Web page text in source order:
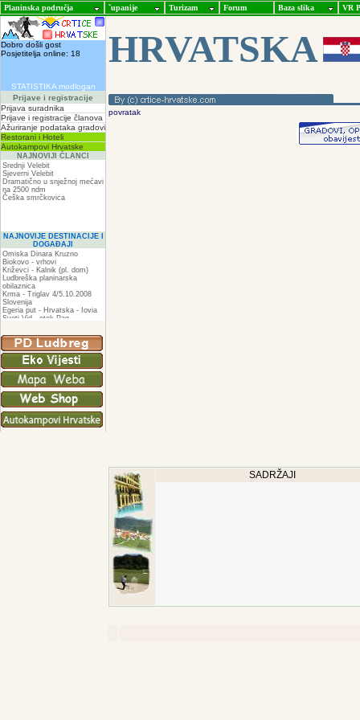
Planinska područja ˇupanije Turizam Forum Baza slika VR
Dobro došli gost
Posjetitelja online: 18
STATISTIKA modlogan
Prijave i registracije
Prijava suradnika
Prijave i registracije članova
Ažuriranje podataka gradovi
Restorani i Hoteli
Autokampovi Hrvatske
NAJNOVIJI ČLANCI
Srednji Velebit
Sjeverni Velebit
Dramatično u snježnoj mećavi
na 2500 ndm
Češka smrčkovica
NAJNOVIJE DESTINACIJE I
DOGAĐAJI
Omiska Dinara Kruzno
Biokovo - vrhovi
Križevci - Kalnik (pl. dom)
Ludbreška planinarska
obilaznica
Krma - Triglav 4/5.10.2008
Slovenija
Egeria put - Hrvatska - Iovia
Sveti Vid - otok Pag
ZIR
Podkilavac-Mudna dol-Hahlići-
Kolac-Podki
HRVATSKA
povratak
SADRŽAJI